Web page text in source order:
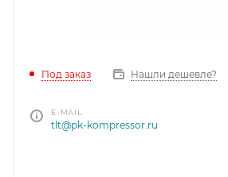
Под заказ Нашли дешевле?
E-MAIL
tlt@pk-kompressor.ru